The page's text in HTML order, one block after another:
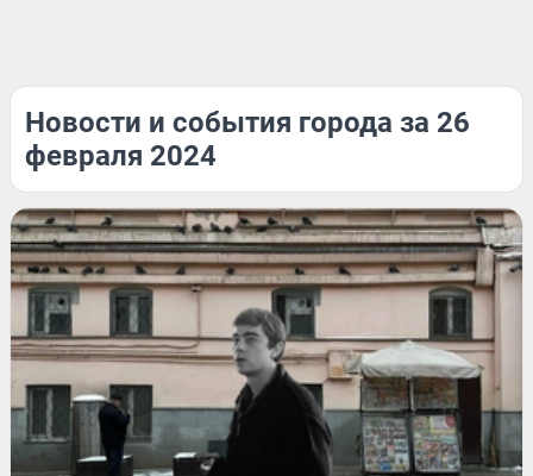
Новости и события города за 26
февраля 2024